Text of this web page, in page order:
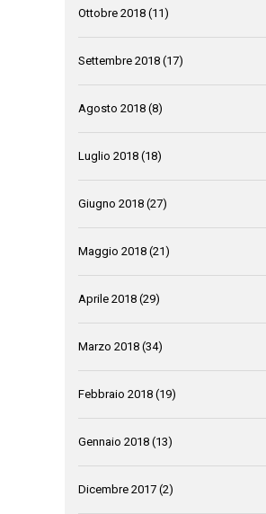
Ottobre 2018 (11)
Settembre 2018 (17)
Agosto 2018 (8)
Luglio 2018 (18)
Giugno 2018 (27)
Maggio 2018 (21)
Aprile 2018 (29)
Marzo 2018 (34)
Febbraio 2018 (19)
Gennaio 2018 (13)
Dicembre 2017 (2)